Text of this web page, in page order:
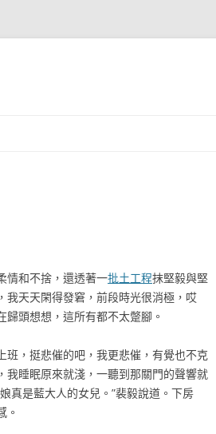
情和不捨，還透著一批土工程抹堅毅與堅
天天閑得發窘，前段時光很消極，哎
頭想想，這所有都不太蹩腳。
班，挺悲催的吧，我更悲催，有覺也不克
我睡眠原來就淺，一聽到那關門的聲響就
真是藍大人的女兒。”裴毅說道。下房
。